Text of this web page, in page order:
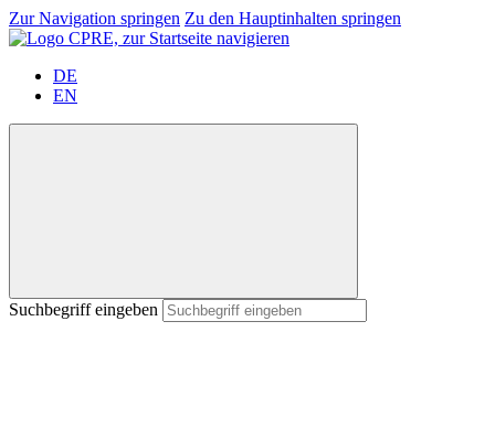
Zur Navigation springen Zu den Hauptinhalten springen
DE
EN
Suchbegriff eingeben